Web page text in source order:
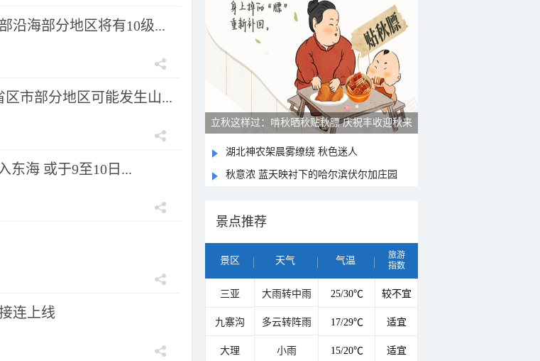
沿海部分地区将有10级...
市部分地区可能发生山...
东海 或于9至10日...
连上线
立秋这样过：啃秋晒秋贴秋膘 庆祝丰收迎秋来
湖北神农架晨雾缭绕 秋色迷人
秋意浓 蓝天映衬下的哈尔滨伏尔加庄园
景点推荐
景区 天气 气温
旅游
指数
三亚 大雨转中雨 25/30℃ 较不宜
九寨沟 多云转阵雨 17/29℃ 适宜
大理 小雨 15/20℃ 适宜